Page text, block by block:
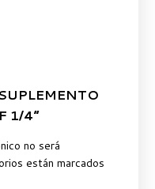
1/4”
no será
están marcados